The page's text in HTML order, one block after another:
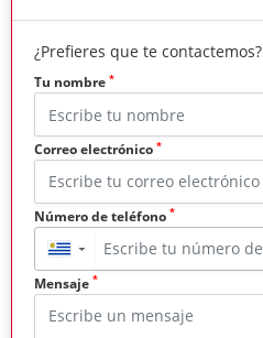
¿Prefieres que te contactemos?
Tu nombre *
Correo electrónico *
Número de teléfono *
▼
Mensaje *